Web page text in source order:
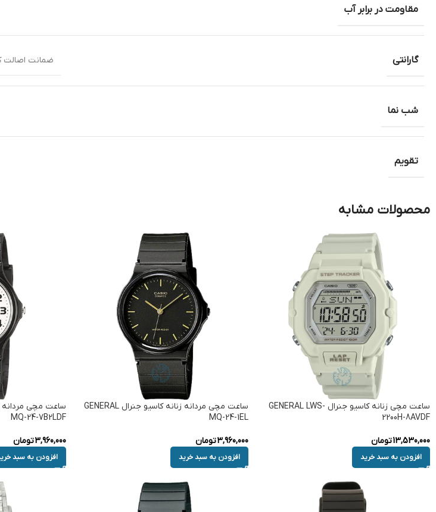
مقاومت در برابر آب
گارانتی ضمانت اصالت کالا (مادام العمر )/ 1سال
شب نما
تقویم
محصولات مشابه
ساعت مچی زنانه کاسیو جنرال GENERAL LWS-
2200H-8AVDF
13,530,000تومان
افزودن به سبد خرید
ساعت مچی مردانه زنانه کاسیو جنرال GENERAL
MQ-24-1EL
3,960,000تومان
افزودن به سبد خرید
MQ-24-7B2LDF
3,960,000تومان
افزودن به سبد